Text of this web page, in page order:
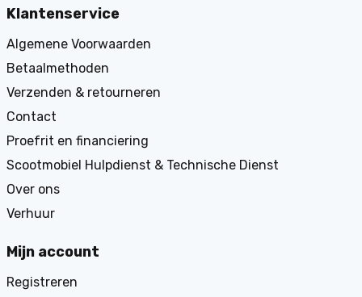
Klantenservice
Algemene Voorwaarden
Betaalmethoden
Verzenden & retourneren
Contact
Proefrit en financiering
Scootmobiel Hulpdienst & Technische Dienst
Over ons
Verhuur
Mijn account
Registreren